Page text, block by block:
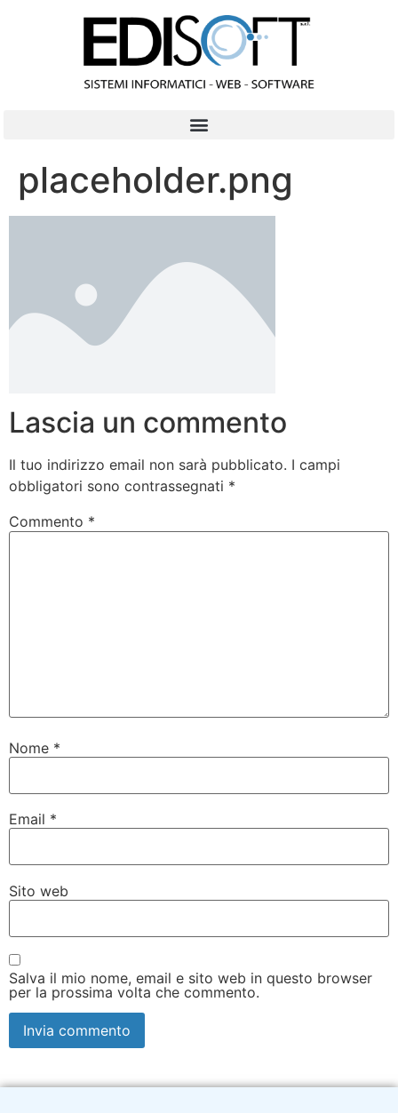
placeholder.png
Lascia un commento
Il tuo indirizzo email non sarà pubblicato. I campi
obbligatori sono contrassegnati *
Commento *
Nome *
Email *
Sito web
Salva il mio nome, email e sito web in questo browser
per la prossima volta che commento.